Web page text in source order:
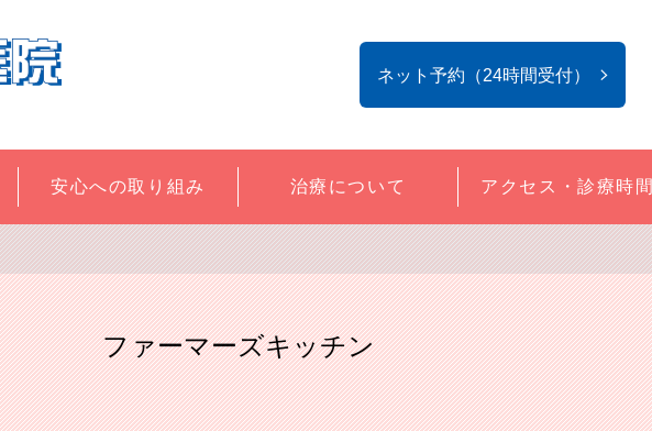
ネット予約（24時間受付）
安心への取り組み 治療について アクセス・診療時間
ファーマーズキッチン